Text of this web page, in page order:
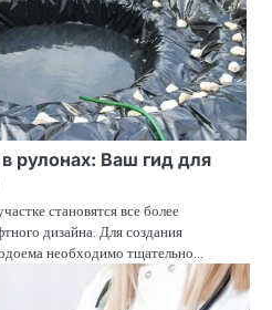
рулонах: Ваш гид для
становятся все более
дизайна. Для создания
необходимо тщательно…